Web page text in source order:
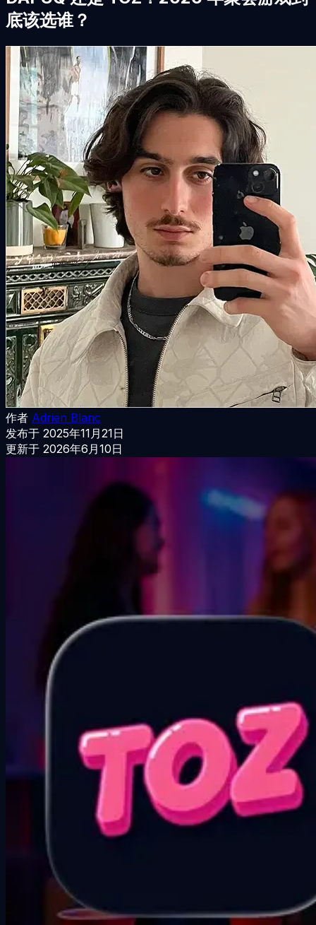
底该选谁？
作者 Adrien Blanc
发布于 2025年11月21日
更新于 2026年6月10日